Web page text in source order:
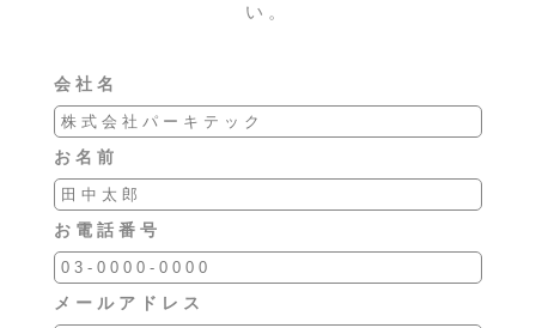
い。
会社名
お名前
お電話番号
メールアドレス